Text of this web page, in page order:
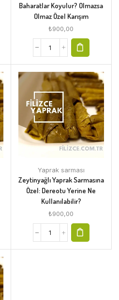
Baharatlar Koyulur? Olmazsa
Olmaz Özel Karışım
₺900,00
Yaprak sarması
Zeytinyağlı Yaprak Sarmasına
Özel: Dereotu Yerine Ne
Kullanılabilir?
₺900,00